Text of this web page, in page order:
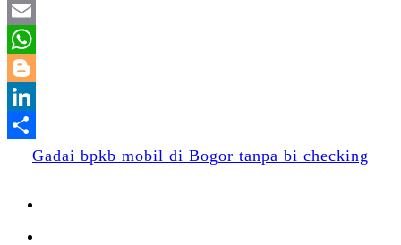
Share
Gadai bpkb mobil di Bogor tanpa bi checking